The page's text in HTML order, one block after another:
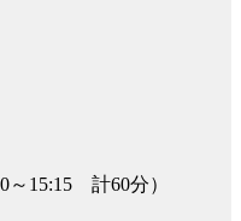
～15:15 計60分）